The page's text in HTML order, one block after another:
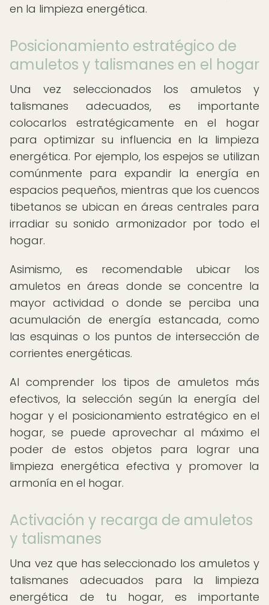
en la limpieza energética.
Posicionamiento estratégico de
amuletos y talismanes en el hogar
Una vez seleccionados los amuletos y
talismanes adecuados, es importante
colocarlos estratégicamente en el hogar
para optimizar su influencia en la limpieza
energética. Por ejemplo, los espejos se utilizan
comúnmente para expandir la energía en
espacios pequeños, mientras que los cuencos
tibetanos se ubican en áreas centrales para
irradiar su sonido armonizador por todo el
hogar.
Asimismo, es recomendable ubicar los
amuletos en áreas donde se concentre la
mayor actividad o donde se perciba una
acumulación de energía estancada, como
las esquinas o los puntos de intersección de
corrientes energéticas.
Al comprender los tipos de amuletos más
efectivos, la selección según la energía del
hogar y el posicionamiento estratégico en el
hogar, se puede aprovechar al máximo el
poder de estos objetos para lograr una
limpieza energética efectiva y promover la
armonía en el hogar.
Activación y recarga de amuletos
y talismanes
Una vez que has seleccionado los amuletos y
talismanes adecuados para la limpieza
energética de tu hogar, es importante